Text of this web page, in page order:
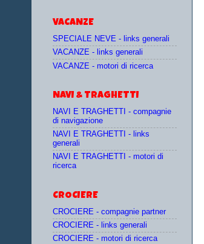
VACANZE
SPECIALE NEVE - links generali
VACANZE - links generali
VACANZE - motori di ricerca
NAVI & TRAGHETTI
NAVI E TRAGHETTI - compagnie
di navigazione
NAVI E TRAGHETTI - links
generali
NAVI E TRAGHETTI - motori di
ricerca
CROCIERE
CROCIERE - compagnie partner
CROCIERE - links generali
CROCIERE - motori di ricerca